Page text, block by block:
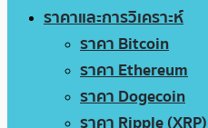
ราคาและการวิเคราะห์
ราคา Bitcoin
ราคา Ethereum
ราคา Dogecoin